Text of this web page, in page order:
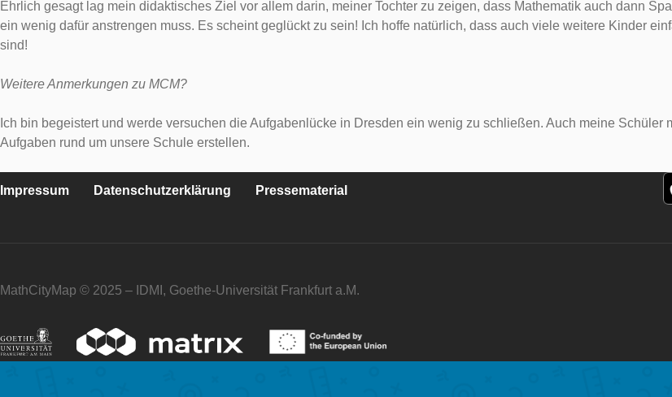
Ehrlich gesagt lag mein didaktisches Ziel vor allem darin, meiner Tochter zu zeigen, dass Mathematik auch dann
ein wenig dafür anstrengen muss. Es scheint geglückt zu sein! Ich hoffe natürlich, dass auch viele weitere Kinder
sind!
Weitere Anmerkungen zu MCM?
Ich bin begeistert und werde versuchen die Aufgabenlücke in Dresden ein wenig zu schließen. Auch meine
Aufgaben rund um unsere Schule erstellen.
Impressum Datenschutzerklärung Pressematerial
MathCityMap © 2025 – IDMI, Goethe-Universität Frankfurt a.M.